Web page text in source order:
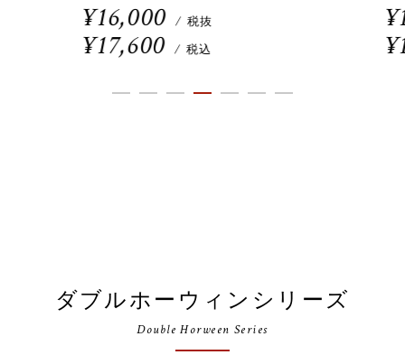
¥16,000 / 税抜
¥17,600 / 税込
ダブルホーウィンシリーズ
Double Horween Series